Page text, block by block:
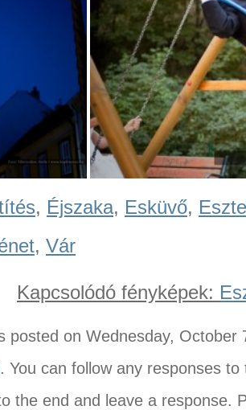
, Éjszaka, Esküvő,
, Vár
Kapcsolódó fényképek:
posted on Wednesday,
. You can follow any responses
the end and leave a response.